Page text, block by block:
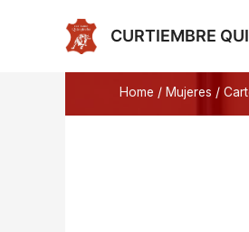
CURTIEMBRE
Home / Mujeres /